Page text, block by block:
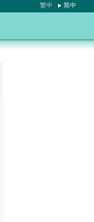
繁中 简中